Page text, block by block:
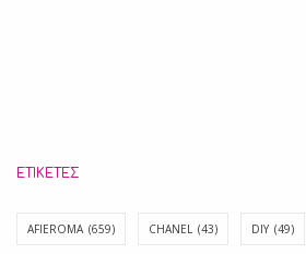
ΕΤΙΚΈΤΕΣ
AFIEROMA (659) CHANEL (43) DIY (49)